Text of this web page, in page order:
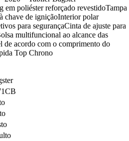
em poliéster reforçado revestidoTampa
chave de igniçãoInterior polar
para segurançaCinta de ajuste para
multifuncional ao alcance das
de acordo com o comprimento do
Top Chrono